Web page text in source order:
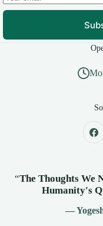
“The Thoughts We
Humanity's
—